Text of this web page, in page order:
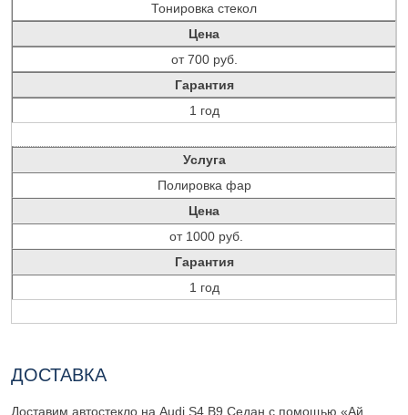
Тонировка стекол
Цена
от 700 руб.
Гарантия
1 год
Услуга
Полировка фар
Цена
от 1000 руб.
Гарантия
1 год
ДОСТАВКА
Доставим автостекло на Audi S4 B9 Седан с помощью «Ай